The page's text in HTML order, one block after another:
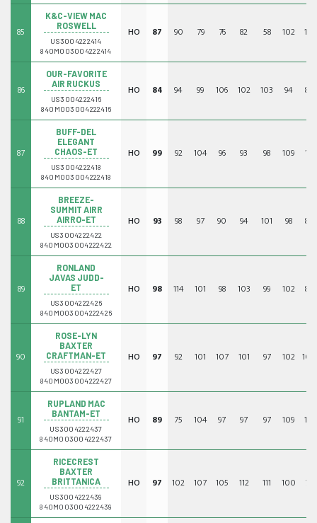
85
K&C-VIEW MAC
ROSWELL
US3004222414
840M003004222414
HO 87 90 79 76 82 58 102 116
86
OUR-FAVORITE
AIR RUCKUS
US3004222416
840M003004222416
HO 84 94 99 106 102 103 94 84
87
BUFF-DEL
ELEGANT
CHAOS-ET
US3004222418
840M003004222418
HO 99 92 104 96 93 98 109 111
88
BREEZE-
SUMMIT AIRR
AIRRO-ET
US3004222422
840M003004222422
HO 93 98 97 90 94 101 98 87
89
RONLAND
JAVAS JUDD-
ET
US3004222426
840M003004222426
HO 98 114 101 98 103 99 102 82
90
ROSE-LYN
BAXTER
CRAFTMAN-ET
US3004222427
840M003004222427
HO 97 92 101 107 101 97 102 104
91
RUPLAND MAC
BANTAM-ET
US3004222437
840M003004222437
HO 89 75 104 97 97 97 109 113
92
RICECREST
BAXTER
BRITTANICA
US3004222439
840M003004222439
HO 97 102 107 105 112 111 100 79